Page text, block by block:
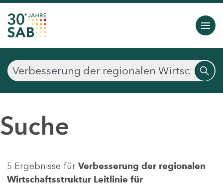
Suche
5 Ergebnisse für Verbesserung der regionalen
Wirtschaftsstruktur Leitlinie für